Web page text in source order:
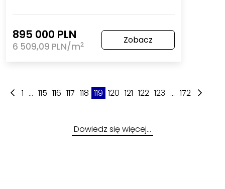
895 000 PLN
6 509,09 PLN/m2 Zobacz
1 ... 115 116 117 118 119 120 121 122 123 ... 172
Dowiedz się więcej…